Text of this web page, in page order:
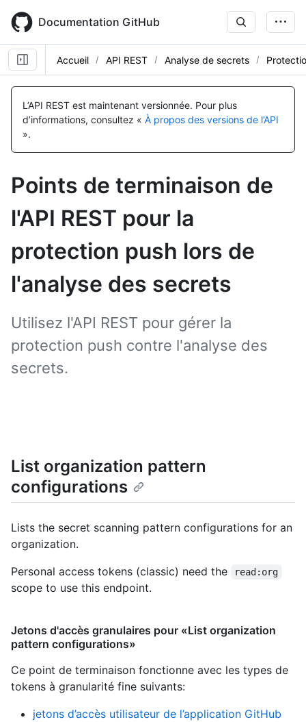
main
content
Documentation GitHub
Accueil API REST Analyse de secrets
L’API REST est maintenant versionnée. Pour plus
d’informations, consultez « À propos des versions de l’API
».
Points de terminaison de
l'API REST pour la
protection push lors de
l'analyse des secrets
Utilisez l'API REST pour gérer la
protection push contre l'analyse des
secrets.
List organization pattern
configurations
Lists the secret scanning pattern configurations for an
organization.
Personal access tokens (classic) need the
read:org
scope to use this endpoint.
Jetons d'accès granulaires pour «List organization
pattern configurations»
Ce point de terminaison fonctionne avec les types de
tokens à granularité fine suivants:
jetons d’accès utilisateur de l’application GitHub
Nom, Type,
Description
Nom, Type,
Description
Nom, Type,
Description
Nom, Type,
Description
Nom, Type,
Description